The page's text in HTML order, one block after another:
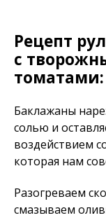
Рецепт
с
томатами:
Баклажаны
солью и
воздействием
которая нам
Разогреваем
смазываем